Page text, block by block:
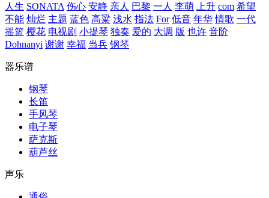
人生 SONATA 伤心 安静 亲人 巴黎 一人 李萌 上升 com 希望
不能 灿烂 主题 蓝色 高粱 浅水 指法 For 低音 年华 情歌 一代
摇篮 樱花 电视剧 小提琴 独奏 爱的 大调 版 也许 音阶
Dohnanyi 谢谢 幸福 当兵 钢琴
器乐谱
钢琴
长笛
手风琴
电子琴
萨克斯
葫芦丝
声乐